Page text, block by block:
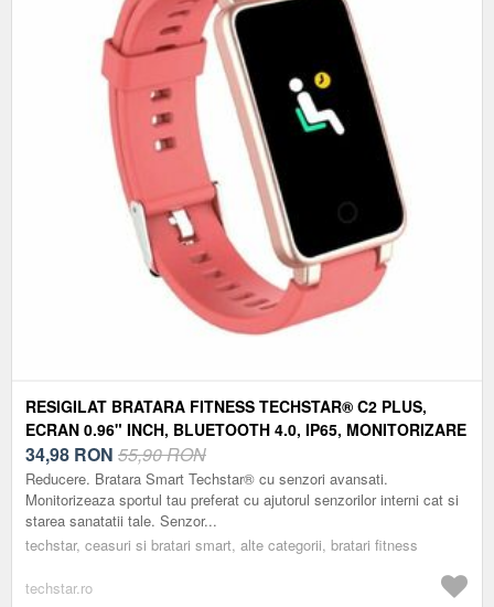
RESIGILAT BRATARA FITNESS TECHSTAR® C2 PLUS,
ECRAN 0.96" INCH, BLUETOOTH 4.0, IP65, MONITORIZARE
PULS, TENSIUNE, TEMPERATURA, OXIGEN, ROZ
34,98 RON 55,90 RON
Reducere. Bratara Smart Techstar® cu senzori avansati.
Monitorizeaza sportul tau preferat cu ajutorul senzorilor interni cat si
starea sanatatii tale. Senzor...
techstar, ceasuri si bratari smart, alte categorii, bratari fitness
techstar.ro